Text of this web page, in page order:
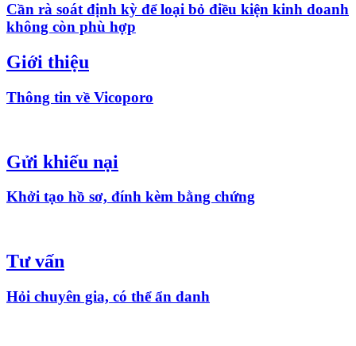
Cần rà soát định kỳ để loại bỏ điều kiện kinh doanh
không còn phù hợp
Giới thiệu
Thông tin về Vicoporo
Gửi khiếu nại
Khởi tạo hồ sơ, đính kèm bằng chứng
Tư vấn
Hỏi chuyên gia, có thể ẩn danh